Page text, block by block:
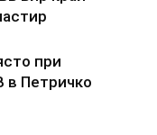
при
в Петричко